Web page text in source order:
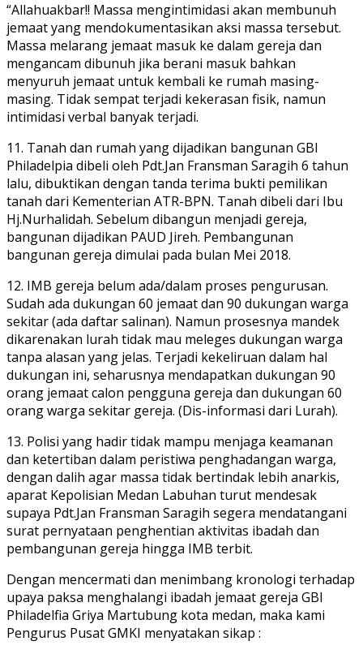
“Allahuakbar!! Massa mengintimidasi akan membunuh
jemaat yang mendokumentasikan aksi massa tersebut.
Massa melarang jemaat masuk ke dalam gereja dan
mengancam dibunuh jika berani masuk bahkan
menyuruh jemaat untuk kembali ke rumah masing-
masing. Tidak sempat terjadi kekerasan fisik, namun
intimidasi verbal banyak terjadi.
11. Tanah dan rumah yang dijadikan bangunan GBI
Philadelpia dibeli oleh Pdt.Jan Fransman Saragih 6 tahun
lalu, dibuktikan dengan tanda terima bukti pemilikan
tanah dari Kementerian ATR-BPN. Tanah dibeli dari Ibu
Hj.Nurhalidah. Sebelum dibangun menjadi gereja,
bangunan dijadikan PAUD Jireh. Pembangunan
bangunan gereja dimulai pada bulan Mei 2018.
12. IMB gereja belum ada/dalam proses pengurusan.
Sudah ada dukungan 60 jemaat dan 90 dukungan warga
sekitar (ada daftar salinan). Namun prosesnya mandek
dikarenakan lurah tidak mau meleges dukungan warga
tanpa alasan yang jelas. Terjadi kekeliruan dalam hal
dukungan ini, seharusnya mendapatkan dukungan 90
orang jemaat calon pengguna gereja dan dukungan 60
orang warga sekitar gereja. (Dis-informasi dari Lurah).
13. Polisi yang hadir tidak mampu menjaga keamanan
dan ketertiban dalam peristiwa penghadangan warga,
dengan dalih agar massa tidak bertindak lebih anarkis,
aparat Kepolisian Medan Labuhan turut mendesak
supaya Pdt.Jan Fransman Saragih segera mendatangani
surat pernyataan penghentian aktivitas ibadah dan
pembangunan gereja hingga IMB terbit.
Dengan mencermati dan menimbang kronologi terhadap
upaya paksa menghalangi ibadah jemaat gereja GBI
Philadelfia Griya Martubung kota medan, maka kami
Pengurus Pusat GMKI menyatakan sikap :